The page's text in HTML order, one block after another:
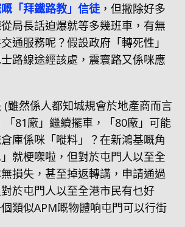
「拜鐵路教」信徒 ，但撇除好多
從局長話迫爆就等多幾班車，有無
通服務呢？假設政府「轉死性」
路線途經該處，震寰路又係咪應
雖然係人都知城規會於地產商而言
「81廠」繼續擺車，「80廠」可能
庫係咪「嘥料」？在新鴻基嘅角
就梗㗎啦，但對於屯門人以至全
損失，甚至掉返轉講，申請通過
於屯門人以至全港市民有乜好
類似APM嘅物體响屯門可以行街